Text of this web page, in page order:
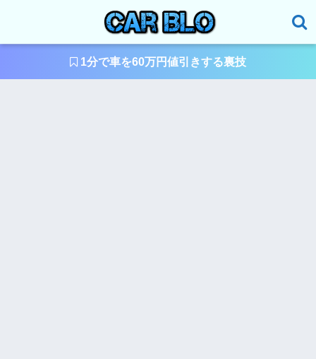
1分で車を60万円値引きする裏技